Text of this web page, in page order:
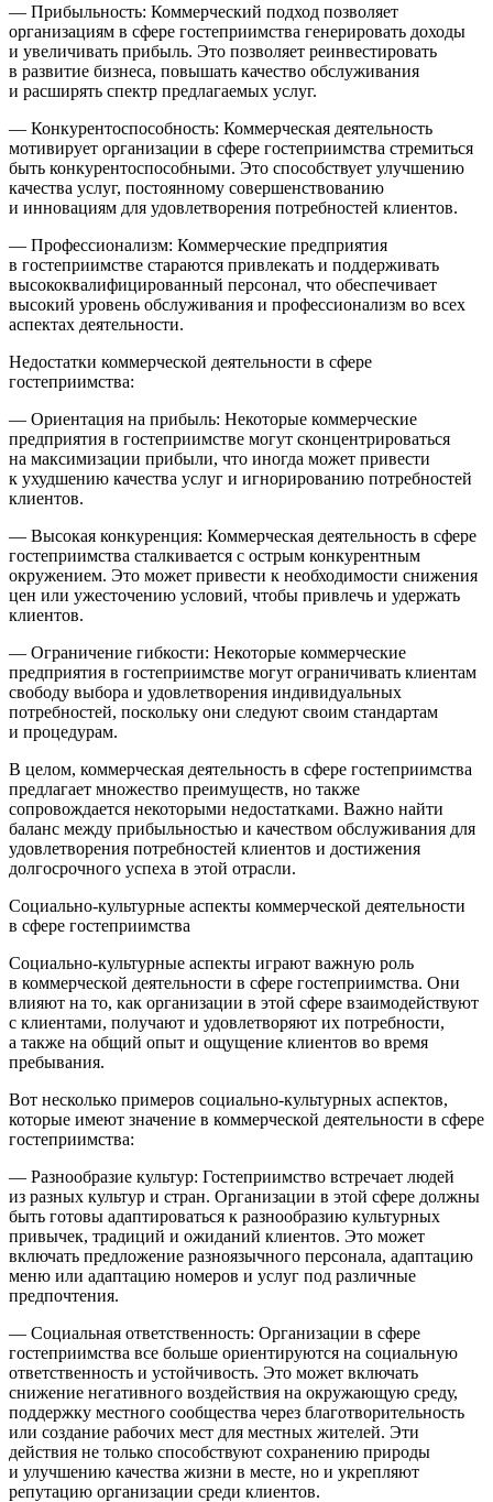
— Прибыльность: Коммерческий подход позволяет
организациям в сфере гостеприимства генерировать доходы
и увеличивать прибыль. Это позволяет реинвестировать
в развитие бизнеса, повышать качество обслуживания
и расширять спектр предлагаемых услуг.
— Конкурентоспособность: Коммерческая деятельность
мотивирует организации в сфере гостеприимства стремиться
быть конкурентоспособными. Это способствует улучшению
качества услуг, постоянному совершенствованию
и инновациям для удовлетворения потребностей клиентов.
— Профессионализм: Коммерческие предприятия
в гостеприимстве стараются привлекать и поддерживать
высококвалифицированный персонал, что обеспечивает
высокий уровень обслуживания и профессионализм во всех
аспектах деятельности.
Недостатки коммерческой деятельности в сфере
гостеприимства:
— Ориентация на прибыль: Некоторые коммерческие
предприятия в гостеприимстве могут сконцентрироваться
на максимизации прибыли, что иногда может привести
к ухудшению качества услуг и игнорированию потребностей
клиентов.
— Высокая конкуренция: Коммерческая деятельность в сфере
гостеприимства сталкивается с острым конкурентным
окружением. Это может привести к необходимости снижения
цен или ужесточению условий, чтобы привлечь и удержать
клиентов.
— Ограничение гибкости: Некоторые коммерческие
предприятия в гостеприимстве могут ограничивать клиентам
свободу выбора и удовлетворения индивидуальных
потребностей, поскольку они следуют своим стандартам
и процедурам.
В целом, коммерческая деятельность в сфере гостеприимства
предлагает множество преимуществ, но также
сопровождается некоторыми недостатками. Важно найти
баланс между прибыльностью и качеством обслуживания для
удовлетворения потребностей клиентов и достижения
долгосрочного успеха в этой отрасли.
Социально-культурные аспекты коммерческой деятельности
в сфере гостеприимства
Социально-культурные аспекты играют важную роль
в коммерческой деятельности в сфере гостеприимства. Они
влияют на то, как организации в этой сфере взаимодействуют
с клиентами, получают и удовлетворяют их потребности,
а также на общий опыт и ощущение клиентов во время
пребывания.
Вот несколько примеров социально-культурных аспектов,
которые имеют значение в коммерческой деятельности в сфере
гостеприимства:
— Разнообразие культур: Гостеприимство встречает людей
из разных культур и стран. Организации в этой сфере должны
быть готовы адаптироваться к разнообразию культурных
привычек, традиций и ожиданий клиентов. Это может
включать предложение разноязычного персонала, адаптацию
меню или адаптацию номеров и услуг под различные
предпочтения.
— Социальная ответственность: Организации в сфере
гостеприимства все больше ориентируются на социальную
ответственность и устойчивость. Это может включать
снижение негативного воздействия на окружающую среду,
поддержку местного сообщества через благотворительность
или создание рабочих мест для местных жителей. Эти
действия не только способствуют сохранению природы
и улучшению качества жизни в месте, но и укрепляют
репутацию организации среди клиентов.